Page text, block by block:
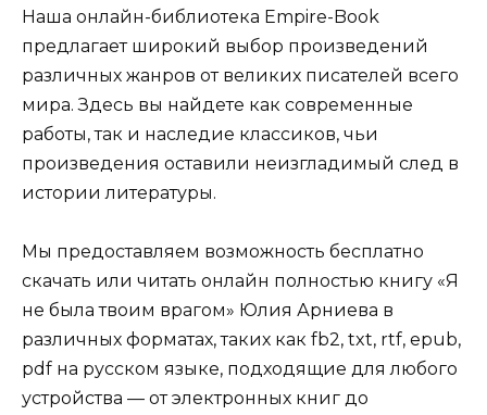
Наша онлайн-библиотека Empire-Book
предлагает широкий выбор произведений
различных жанров от великих писателей всего
мира. Здесь вы найдете как современные
работы, так и наследие классиков, чьи
произведения оставили неизгладимый след в
истории литературы.
Мы предоставляем возможность бесплатно
скачать или читать онлайн полностью книгу «Я
не была твоим врагом» Юлия Арниева в
различных форматах, таких как fb2, txt, rtf, epub,
pdf на русском языке, подходящие для любого
устройства — от электронных книг до